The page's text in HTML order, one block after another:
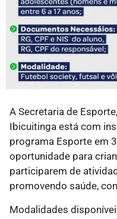
A Secretaria de
Ibicuitinga está com
programa Esporte em
oportunidade para
participarem de
promovendo saúde,
Modalidades